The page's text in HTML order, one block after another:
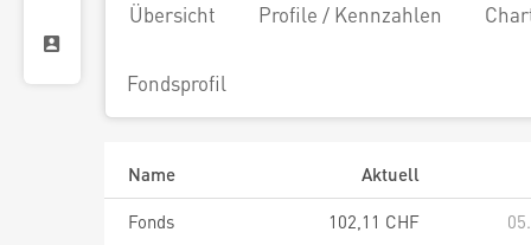
Übersicht Profile / Kennzahlen
Fondsprofil
Name
Aktuell
Fonds
102,11 CHF